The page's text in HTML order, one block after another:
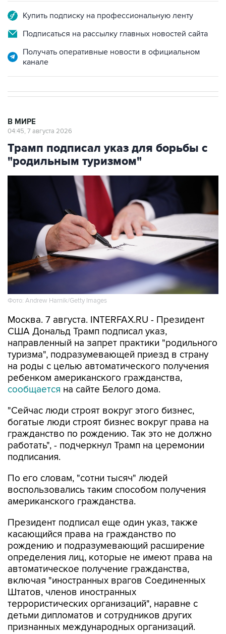
Купить подписку на профессиональную ленту
Подписаться на рассылку главных новостей сайта
Получать оперативные новости в официальном
канале
В МИРЕ
04:45, 7 августа 2026
Трамп подписал указ для борьбы с
"родильным туризмом"
Фото: Andrew Harnik/Getty Images
Москва. 7 августа. INTERFAX.RU - Президент
США Дональд Трамп подписал указ,
направленный на запрет практики "родильного
туризма", подразумевающей приезд в страну
на роды с целью автоматического получения
ребенком американского гражданства,
сообщается на сайте Белого дома.
"Сейчас люди строят вокруг этого бизнес,
богатые люди строят бизнес вокруг права на
гражданство по рождению. Так это не должно
работать", - подчеркнул Трамп на церемонии
подписания.
По его словам, "сотни тысяч" людей
воспользовались таким способом получения
американского гражданства.
Президент подписал еще один указ, также
касающийся права на гражданство по
рождению и подразумевающий расширение
определения лиц, которые не имеют права на
автоматическое получение гражданства,
включая "иностранных врагов Соединенных
Штатов, членов иностранных
террористических организаций", наравне с
детьми дипломатов и сотрудников других
признанных международных организаций.